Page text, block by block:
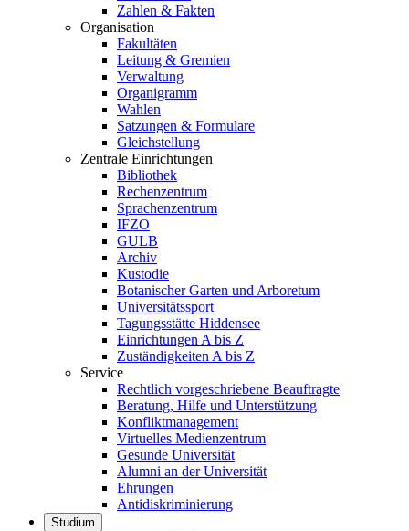
Zahlen & Fakten
Organisation
Fakultäten
Leitung & Gremien
Verwaltung
Organigramm
Wahlen
Satzungen & Formulare
Gleichstellung
Zentrale Einrichtungen
Bibliothek
Rechenzentrum
Sprachenzentrum
IFZO
GULB
Archiv
Kustodie
Botanischer Garten und Arboretum
Universitätssport
Tagungsstätte Hiddensee
Einrichtungen A bis Z
Zuständigkeiten A bis Z
Service
Rechtlich vorgeschriebene Beauftragte
Beratung, Hilfe und Unterstützung
Konfliktmanagement
Virtuelles Medienzentrum
Gesunde Universität
Alumni an der Universität
Ehrungen
Antidiskriminierung
Studium